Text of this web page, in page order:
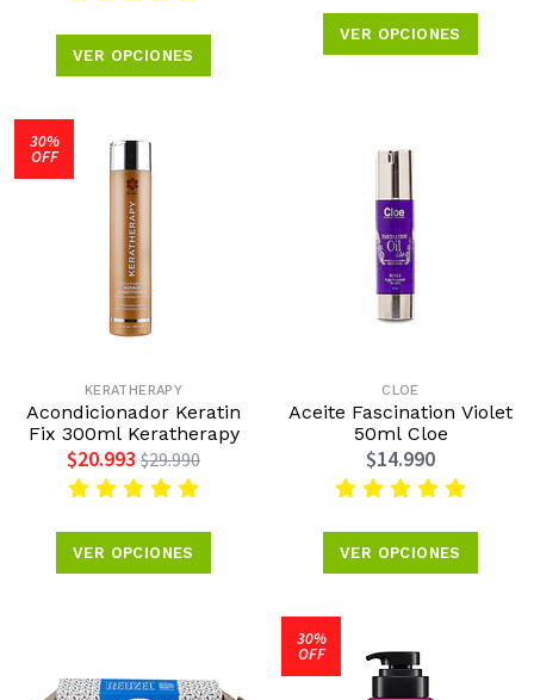
VER OPCIONES
VER OPCIONES
30%
OFF
KERATHERAPY
Acondicionador Keratin
Fix 300ml Keratherapy
$20.993 $29.990
VER OPCIONES
CLOE
Aceite Fascination Violet
50ml Cloe
$14.990
VER OPCIONES
30%
OFF